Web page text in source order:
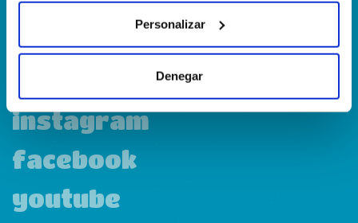
Personalizar
Denegar
instagram
facebook
youtube